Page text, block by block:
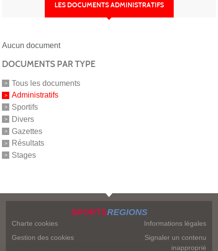
LES DOCUMENTS ADMINISTRATIFS
Aucun document
DOCUMENTS PAR TYPE
Tous les documents
Administratifs
Sportifs
Divers
Gazettes
Résultats
Stages
SPORTSREGIONS
Charte cookies
Gestion des cookies
Informations légales
Signaler un contenu
inapproprié